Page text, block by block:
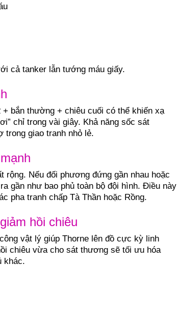
cả tanker lẫn tướng máu giấy.
bắn thường + chiêu cuối có thể khiến xạ
chỉ trong vài giây. Khả năng sốc sát
trong giao tranh nhỏ lẻ.
rộng. Nếu đối phương đứng gần nhau hoặc
gần như bao phủ toàn bộ đội hình. Điều này
pha tranh chấp Tà Thần hoặc Rồng.
hồi chiêu
vật lý giúp Thorne lên đồ cực kỳ linh
chiêu vừa cho sát thương sẽ tối ưu hóa
khác.